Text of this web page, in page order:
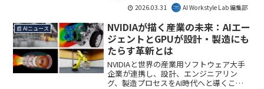
「Cloudbase AI」の提供を開始しまし
た。本製品は、全社のAI利用状況の可視
化、機密情報の送信ブロック、マルチ
LLM対応のAI活用基盤を提供し、企業が安
全かつ効果的にAIを活用できるよう支援
します。
2026.03.31 AI Workstyle Lab 編集部
📰 AIニュース
NVIDIAが描く産業の未来：AIエー
ジェントとGPUが設計・製造にも
たらす革新とは
NVIDIAと世界の産業用ソフトウェア大手
企業が連携し、設計、エンジニアリン
グ、製造プロセスをAI時代へと導くこと